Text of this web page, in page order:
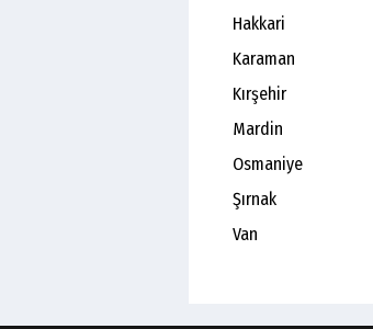
Hakkari
Karaman
Kırşehir
Mardin
Osmaniye
Şırnak
Van